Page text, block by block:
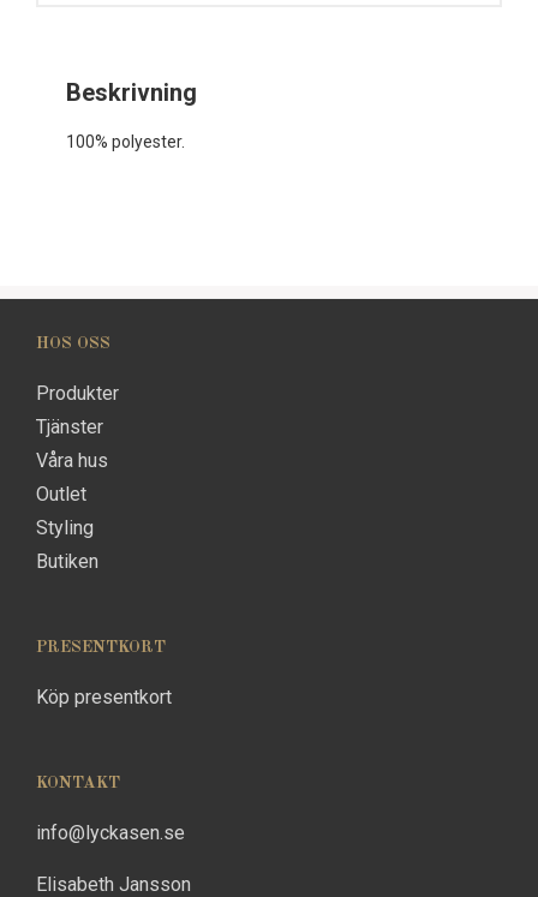
Beskrivning
100% polyester.
HOS OSS
Produkter
Tjänster
Våra hus
Outlet
Styling
Butiken
PRESENTKORT
Köp presentkort
KONTAKT
info@lyckasen.se
Elisabeth Jansson